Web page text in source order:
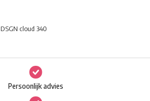
Deze
optie
kan
DSGN cloud 340
Persoonlijk advies